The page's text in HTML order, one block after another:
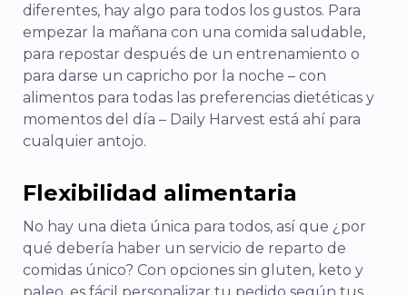
diferentes, hay algo para todos los gustos. Para
empezar la mañana con una comida saludable,
para repostar después de un entrenamiento o
para darse un capricho por la noche – con
alimentos para todas las preferencias dietéticas y
momentos del día – Daily Harvest está ahí para
cualquier antojo.
Flexibilidad alimentaria
No hay una dieta única para todos, así que ¿por
qué debería haber un servicio de reparto de
comidas único? Con opciones sin gluten, keto y
paleo, es fácil personalizar tu pedido según tus